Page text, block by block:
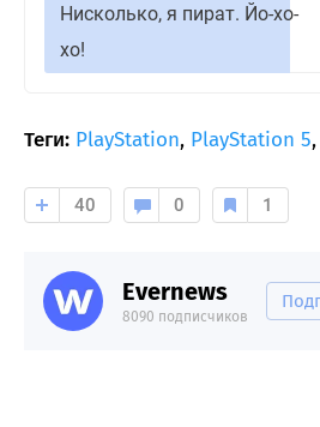
Нисколько, я пират. Йо-хо-
хо!
Теги: PlayStation, PlayStation 5,
40 0 1
Evernews
8090 подписчиков